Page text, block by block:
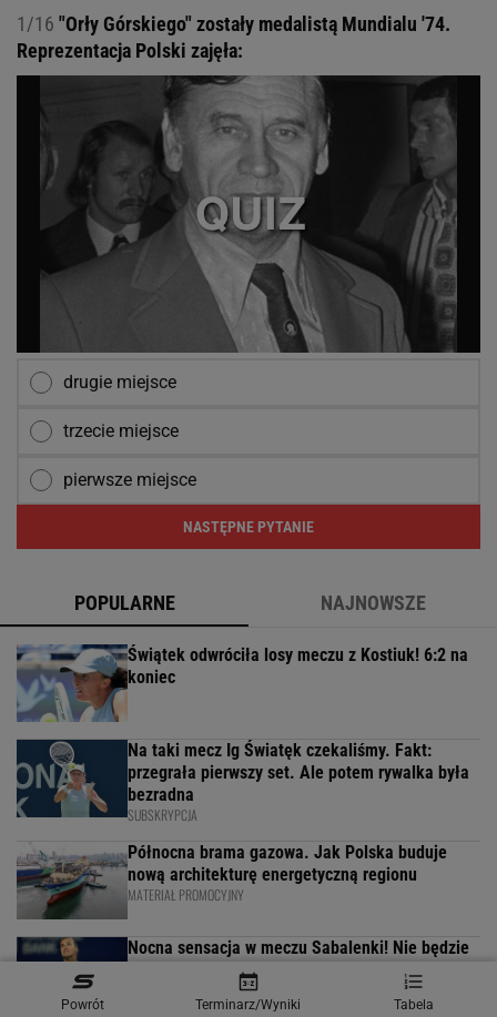
1/16 "Orły Górskiego" zostały medalistą Mundialu '74.
Reprezentacja Polski zajęła:
drugie miejsce
trzecie miejsce
pierwsze miejsce
NASTĘPNE PYTANIE
POPULARNE NAJNOWSZE
Świątek odwróciła losy meczu z Kostiuk! 6:2 na
koniec
Na taki mecz Ig Światęk czekaliśmy. Fakt:
przegrała pierwszy set. Ale potem rywalka była
bezradna
SUBSKRYPCJA
Północna brama gazowa. Jak Polska buduje
nową architekturę energetyczną regionu
MATERIAŁ PROMOCYJNY
Nocna sensacja w meczu Sabalenki! Nie będzie
wielkiego hitu w Toronto
Powrót Terminarz/Wyniki Tabela